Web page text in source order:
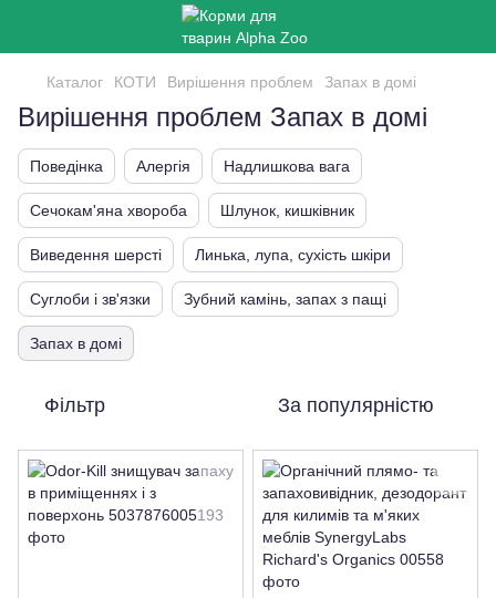
Каталог КОТИ Вирішення проблем Запах в домі
Вирішення проблем Запах в домі
Поведінка Алергія Надлишкова вага
Сечокам'яна хвороба Шлунок, кишківник
Виведення шерсті Линька, лупа, сухість шкіри
Суглоби і зв'язки Зубний камінь, запах з пащі
Запах в домі
Фільтр За популярністю